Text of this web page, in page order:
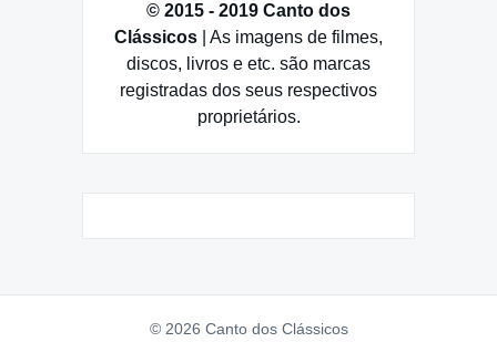
© 2015 - 2019 Canto dos
Clássicos | As imagens de filmes,
discos, livros e etc. são marcas
registradas dos seus respectivos
proprietários.
© 2026 Canto dos Clássicos